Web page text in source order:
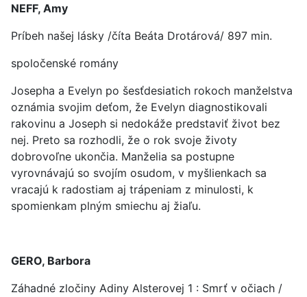
NEFF, Amy
Príbeh našej lásky /číta Beáta Drotárová/ 897 min.
spoločenské romány
Josepha a Evelyn po šesťdesiatich rokoch manželstva
oznámia svojim deťom, že Evelyn diagnostikovali
rakovinu a Joseph si nedokáže predstaviť život bez
nej. Preto sa rozhodli, že o rok svoje životy
dobrovoľne ukončia. Manželia sa postupne
vyrovnávajú so svojím osudom, v myšlienkach sa
vracajú k radostiam aj trápeniam z minulosti, k
spomienkam plným smiechu aj žiaľu.
GERO, Barbora
Záhadné zločiny Adiny Alsterovej 1 : Smrť v očiach /